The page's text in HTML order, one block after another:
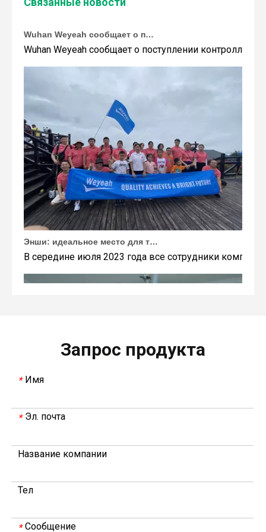
Wuhan Weyeah сообщает о поступлении
В середине июля 2023 года все сотрудники
В 2023 году Weyeah power провела важную ежегодную встречу в середине года в международном отеле Шичжоу в г. Энши.
В совещании, которое провели руководители
Запрос продукта
* Имя
* Эл. почта
Название компании
Тел
* Сообщение